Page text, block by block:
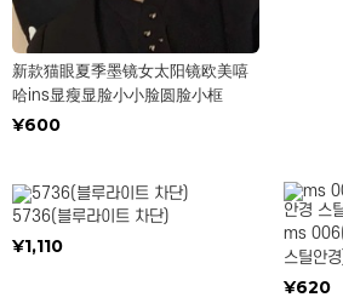
新款猫眼夏季墨镜女太阳镜欧美嘻
哈ins显瘦显脸小小脸圆脸小框
¥600
5736(블루라이트 차단)
¥1,110
ms 006(
스틸안
¥620